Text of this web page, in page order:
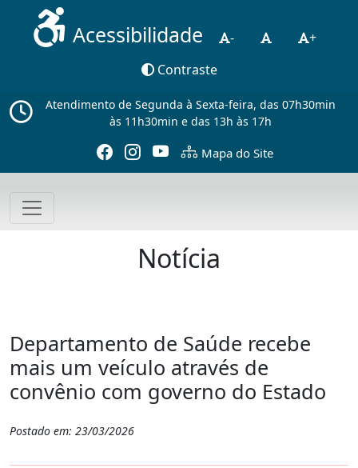
Acessibilidade -
+
Contraste
Atendimento de Segunda à Sexta-feira, das 07h30min
às 11h30min e das 13h às 17h
Mapa do Site
Notícia
Departamento de Saúde recebe
mais um veículo através de
convênio com governo do Estado
Postado em: 23/03/2026